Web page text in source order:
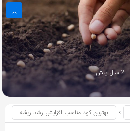
2 سال پیش
بهترین کود مناسب افزایش رشد ریشه